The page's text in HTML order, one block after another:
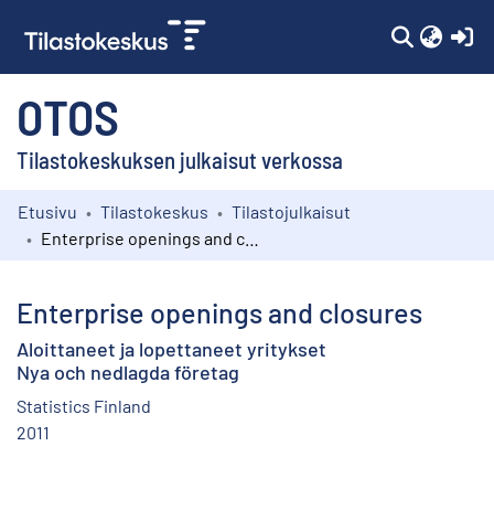
OTOS
Tilastokeskuksen julkaisut verkossa
Kokoelmat
Etusivu Tilastokeskus
Tilastojulkaisut
Enterprise openings and closures
Aloittaneet ja lopettaneet yritykset
Nya och nedlagda företag
Statistics Finland
2011